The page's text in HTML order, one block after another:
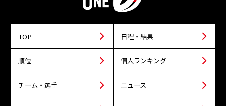
TOP 日程・結果
順位 個人ランキング
チーム・選手 ニュース